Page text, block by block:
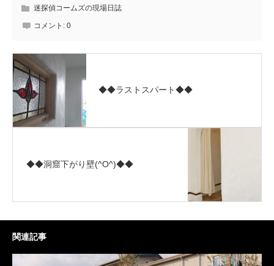
迷探偵コームズの現場日誌
コメント: 0
◆◆ラストスパート◆◆
◆◆洞窟下がり壁(^O^)◆◆
関連記事